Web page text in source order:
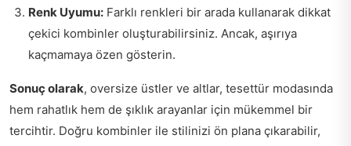
Renk Uyumu: Farklı renkleri bir arada kullanarak dikkat
çekici kombinler oluşturabilirsiniz. Ancak, aşırıya
kaçmamaya özen gösterin.
Sonuç olarak, oversize üstler ve altlar, tesettür modasında
hem rahatlık hem de şıklık arayanlar için mükemmel bir
tercihtir. Doğru kombinler ile stilinizi ön plana çıkarabilir,